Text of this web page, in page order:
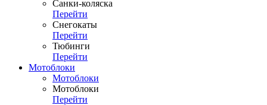
Санки-коляска
Перейти
Снегокаты
Перейти
Тюбинги
Перейти
Мотоблоки
Мотоблоки
Мотоблоки
Перейти